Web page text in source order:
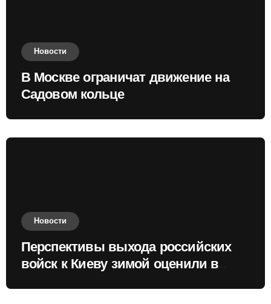
Новости
В Москве ограничат движение на
Садовом кольце
Новости
Перспективы выхода российских
войск к Киеву зимой оценили в